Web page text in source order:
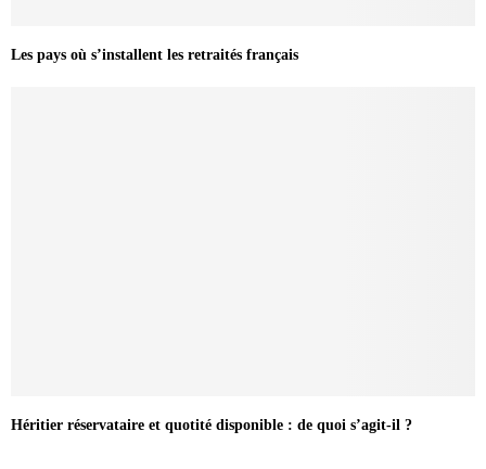
Les pays où s’installent les retraités français
Héritier réservataire et quotité disponible : de quoi s’agit-il ?